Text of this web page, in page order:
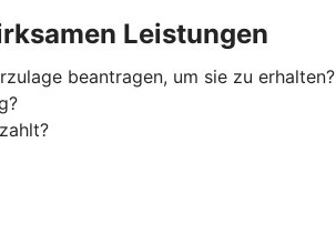
Leistungen
beantragen, um sie zu erhalten?